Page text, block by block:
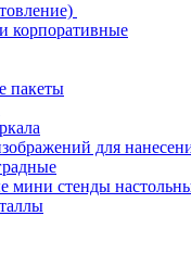
корпоративные
пакеты
для
мини стенды